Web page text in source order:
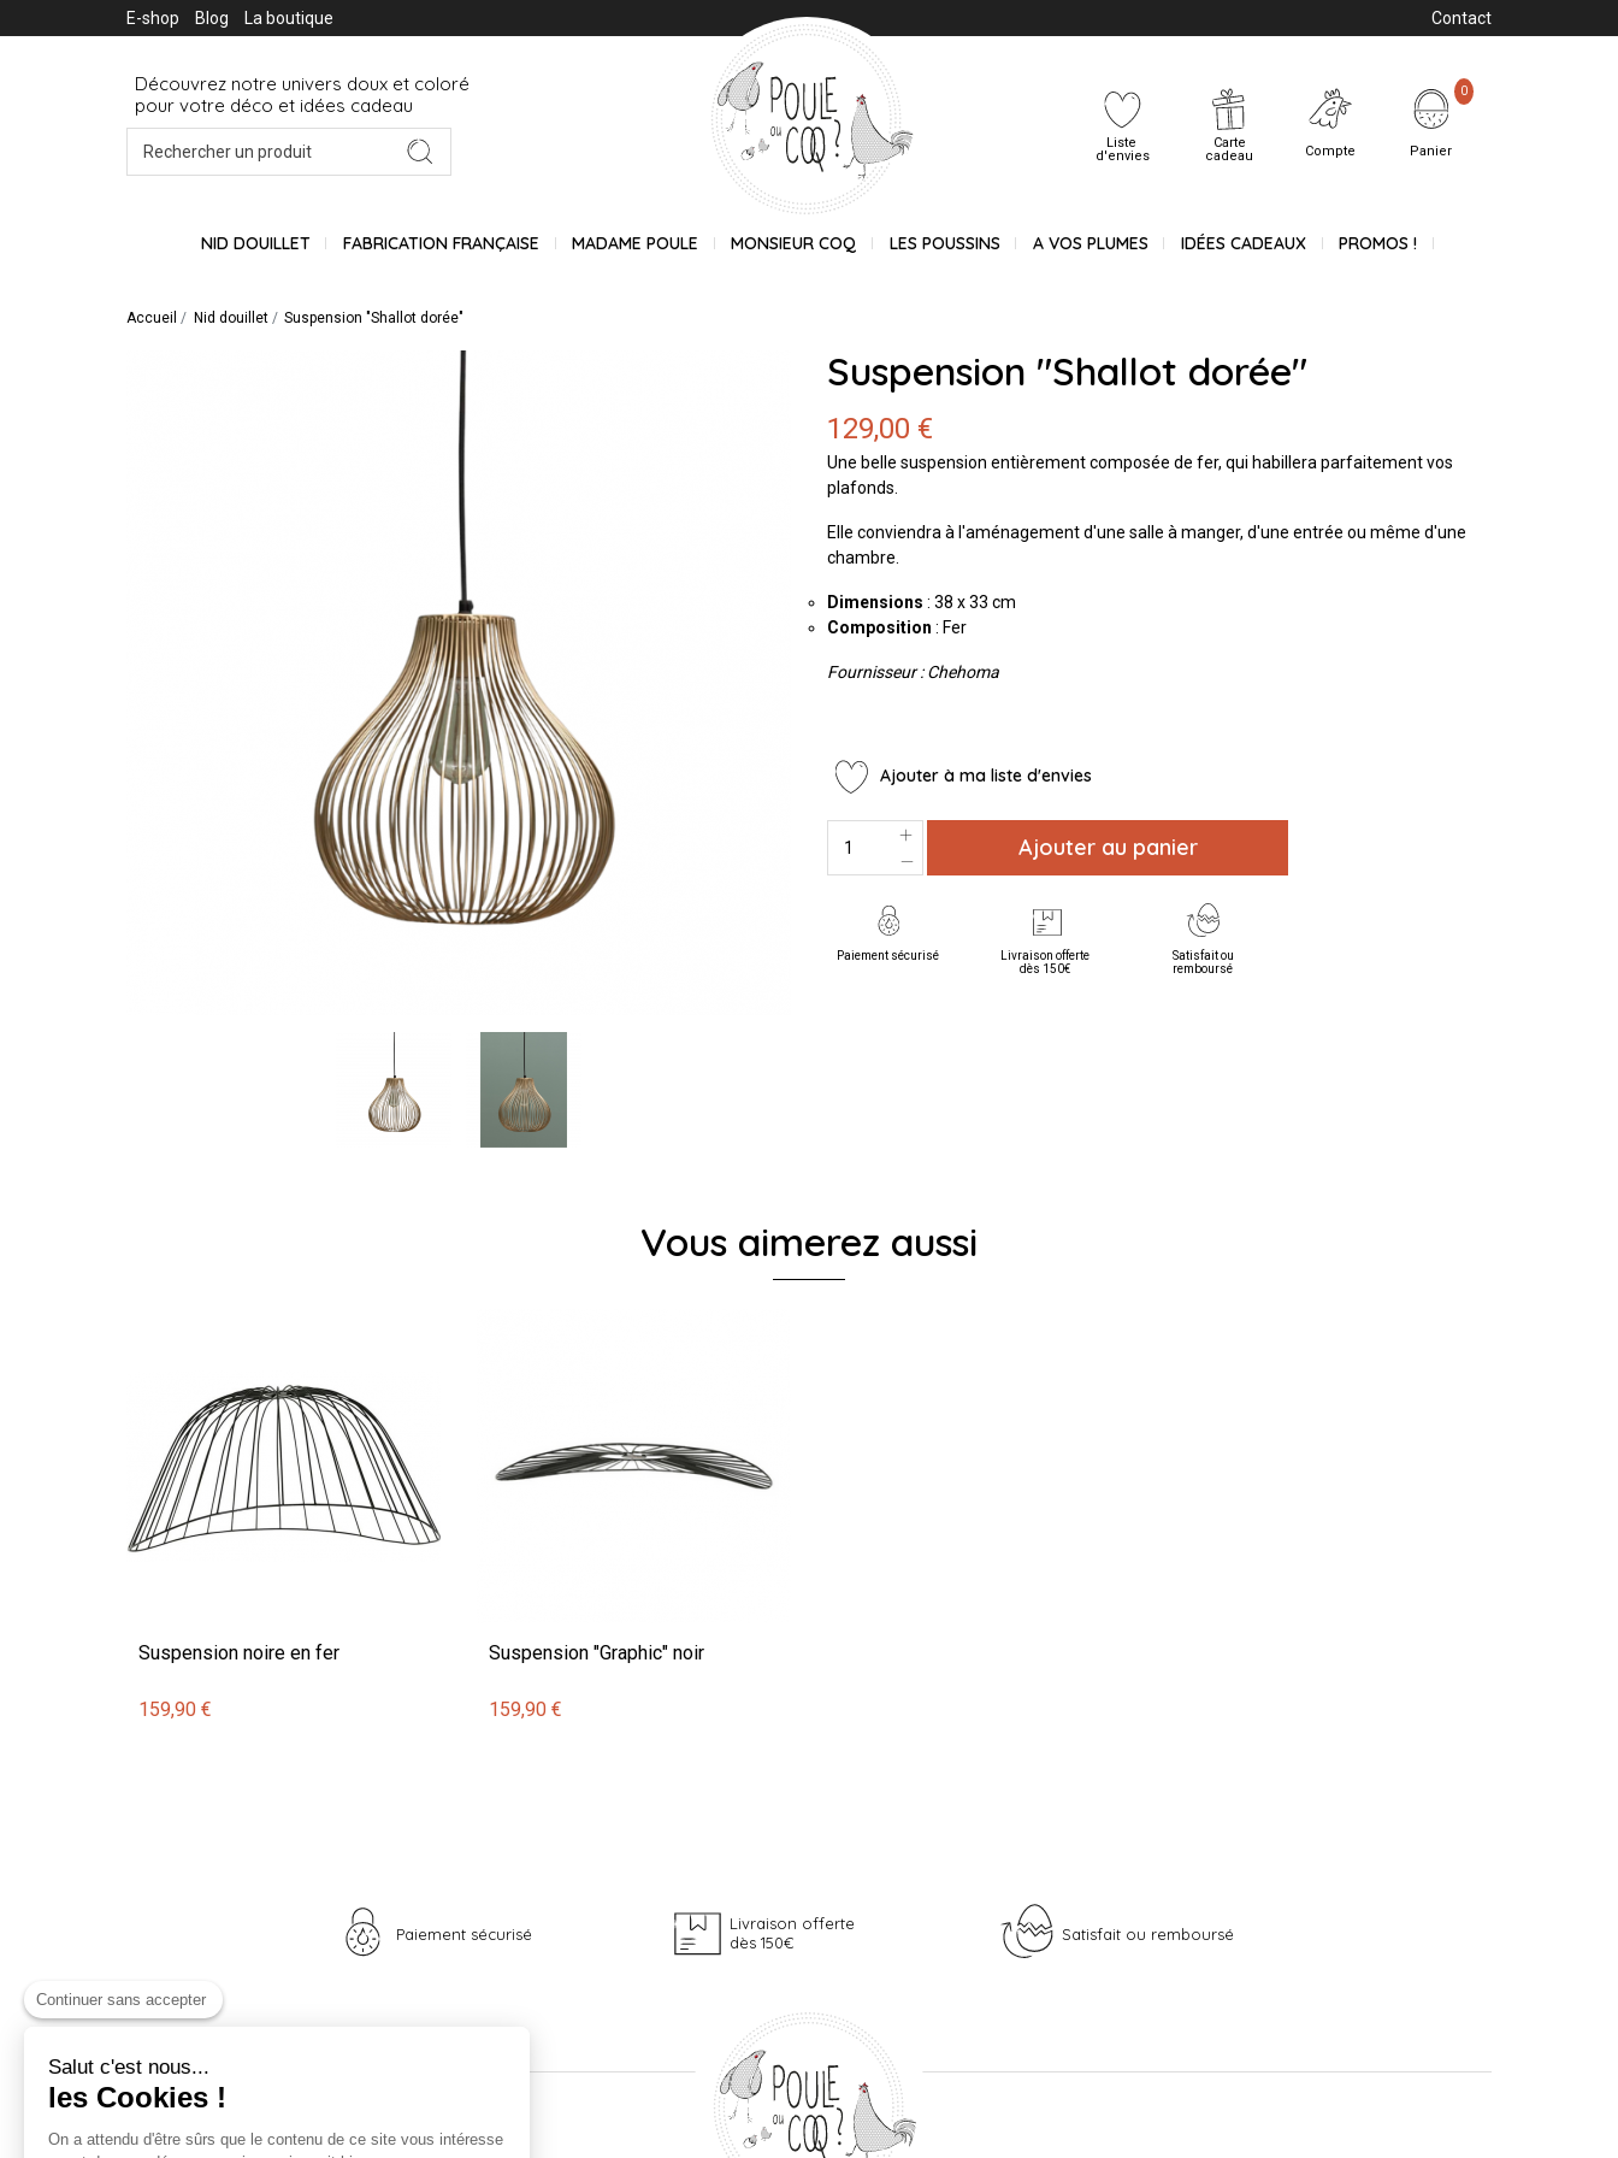
E-shop Blog La boutique Contact
Découvrez notre univers doux et coloré
pour votre déco et idées cadeau
Liste
d'envies
Carte
cadeau
Compte Panier
0
NID DOUILLET FABRICATION FRANÇAISE MADAME POULE MONSIEUR COQ LES POUSSINS A VOS PLUMES IDÉES CADEAUX PROMOS !
Accueil Nid douillet Suspension "Shallot dorée"
Suspension "Shallot dorée"
129,00 €
Une belle suspension entièrement composée de fer, qui habillera parfaitement vos
plafonds.
Elle conviendra à l'aménagement d'une salle à manger, d'une entrée ou même d'une
chambre.
Dimensions : 38 x 33 cm
Composition : Fer
Fournisseur : Chehoma
Ajouter à ma liste d'envies
Ajouter au panier
Paiement sécurisé
Livraison offerte
dès 150€
Satisfait ou
remboursé
Vous aimerez aussi
Suspension noire en fer
159,90 €
Suspension "Graphic" noir
159,90 €
Paiement sécurisé
Livraison offerte
dès 150€
Satisfait ou remboursé
Nos univers Informations
Continuer sans accepter
Salut c'est nous...
les Cookies !
On a attendu d'être sûrs que le contenu de ce site vous intéresse